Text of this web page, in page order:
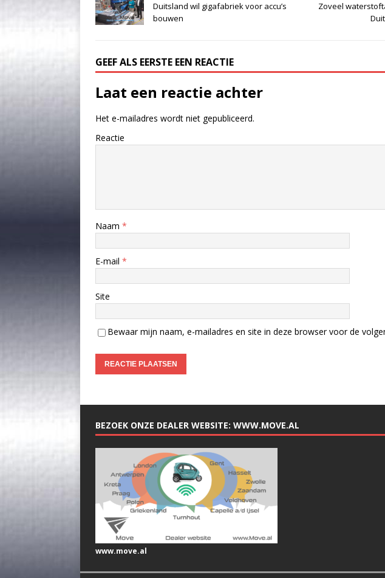
Duitsland wil gigafabriek voor accu’s
bouwen
Zoveel
GEEF ALS EERSTE EEN REACTIE
Laat een reactie achter
Het e-mailadres wordt niet gepubliceerd.
Reactie
Naam *
E-mail *
Site
Bewaar mijn naam, e-mailadres en site in deze browser voor de
BEZOEK ONZE DEALER WEBSITE: WWW.MOVE.AL
www.move.al